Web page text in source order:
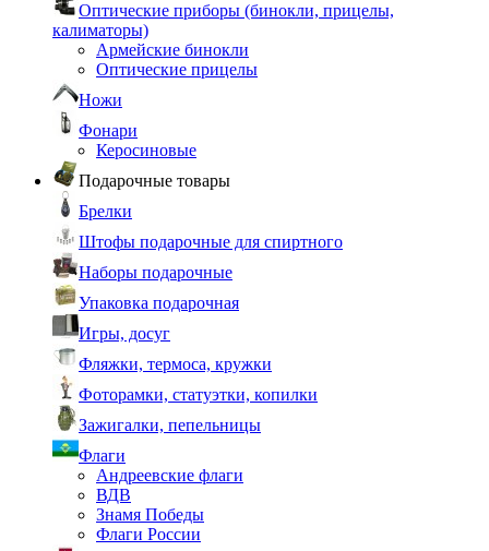
Оптические приборы (бинокли, прицелы,
калиматоры)
Армейские бинокли
Оптические прицелы
Ножи
Фонари
Керосиновые
Подарочные товары
Брелки
Штофы подарочные для спиртного
Наборы подарочные
Упаковка подарочная
Игры, досуг
Фляжки, термоса, кружки
Фоторамки, статуэтки, копилки
Зажигалки, пепельницы
Флаги
Андреевские флаги
ВДВ
Знамя Победы
Флаги России